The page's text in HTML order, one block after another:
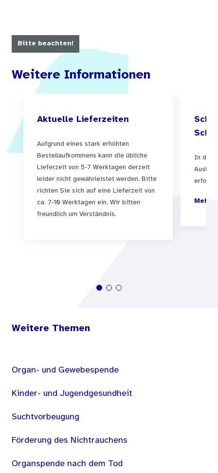
Bitte beachten!
Weitere Informationen
Aktuelle Lieferzeiten
Aufgrund eines stark erhöhten
Bestellaufkommens kann die übliche
Lieferzeit von 5-7 Werktagen derzeit
leider nicht gewährleistet werden. Bitte
richten Sie sich auf eine Lieferzeit von
ca. 7-10 Werktagen ein. Wir bitten
freundlich um Verständnis.
In der
Mehr
Weitere Themen
Organ- und Gewebespende
Kinder- und Jugendgesundheit
Suchtvorbeugung
Förderung des Nichtrauchens
Organspende nach dem Tod